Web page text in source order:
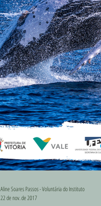
Aline Soares Passos - Voluntária do Instituto
22 de nov. de 2017